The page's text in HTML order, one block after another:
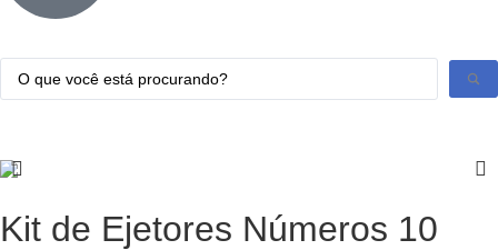
Kit de Ejetores Números 10